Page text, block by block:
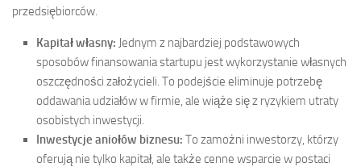
przedsiębiorców.
Kapitał własny: Jednym z najbardziej podstawowych
sposobów finansowania startupu jest wykorzystanie własnych
oszczędności założycieli. To podejście eliminuje potrzebę
oddawania udziałów w firmie, ale wiąże się z ryzykiem utraty
osobistych inwestycji.
Inwestycje aniołów biznesu: To zamożni inwestorzy, którzy
oferują nie tylko kapitał, ale także cenne wsparcie w postaci